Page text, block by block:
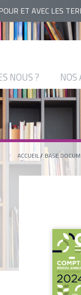
ET AVEC LES
NOUS ? NOS
ACCUEIL BASE